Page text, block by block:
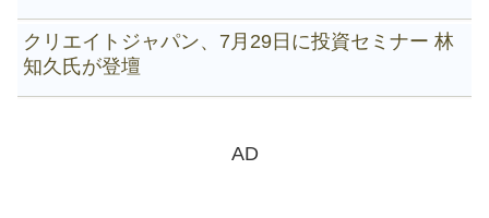
クリエイトジャパン、7月29日に投資セミナー 林
知久氏が登壇
AD